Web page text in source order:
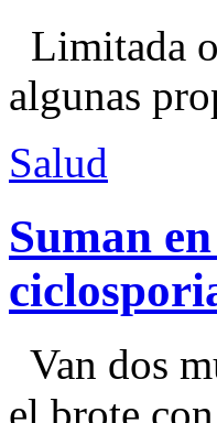
Limitada
algunas
Salud
Suman
Van dos